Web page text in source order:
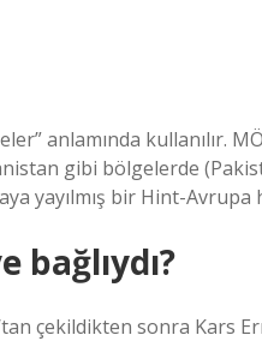
anlamında kullanılır.
gibi bölgelerde
yayılmış bir Hint-Avrupa
bağlıydı?
çekildikten sonra Kars